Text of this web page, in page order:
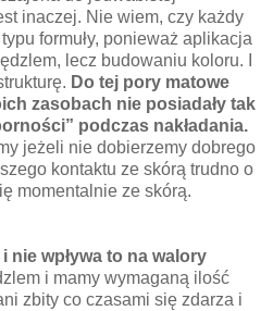
inaczej. Nie wiem, czy każdy
formuły, ponieważ aplikacja
lecz budowaniu koloru. I
Do tej pory matowe
zasobach nie posiadały tak
podczas nakładania.
jeżeli nie dobierzemy dobrego
kontaktu ze skórą trudno o
momentalnie ze skórą.
nie wpływa to na walory
i mamy wymaganą ilość
zbity co czasami się zdarza i